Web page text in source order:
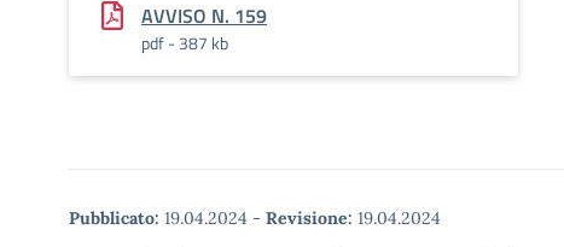
AVVISO N. 159
pdf - 387 kb
Pubblicato: 19.04.2024 - Revisione: 19.04.2024